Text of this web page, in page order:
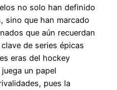
no solo han definido
sino que han marcado
que aún recuerdan
de series épicas
eras del hockey
un papel
pues la